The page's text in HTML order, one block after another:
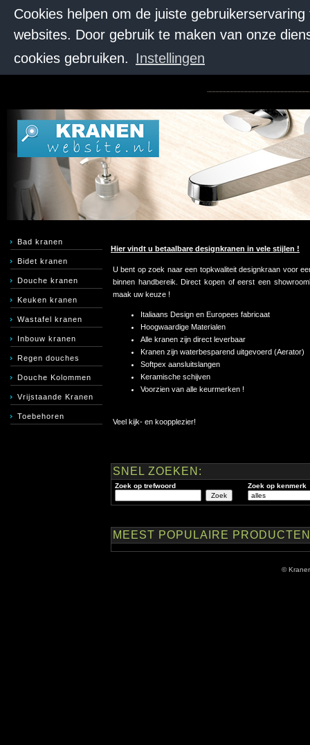
Cookies helpen om de juiste
websites. Door gebruik te maken van onze
cookies gebruiken. Instellingen
Bad kranen
Bidet kranen
Douche kranen
Keuken kranen
Wastafel kranen
Inbouw kranen
Regen douches
Douche Kolommen
Vrijstaande Kranen
Toebehoren
Hier vindt u betaalbare designkranen in vele stijlen !
U bent op zoek naar een topkwaliteit designkraan voor
binnen handbereik. Direct kopen of eerst een
maak uw keuze !
Italiaans Design en Europees fabricaat
Hoogwaardige Materialen
Alle kranen zijn direct leverbaar
Kranen zijn waterbesparend uitgevoerd (Aerator)
Softpex aansluitslangen
Keramische schijven
Voorzien van alle keurmerken !
Veel kijk- en koopplezier!
SNEL ZOEKEN:
Zoek op trefwoord Zoek op kenmerk
MEEST POPULAIRE
©